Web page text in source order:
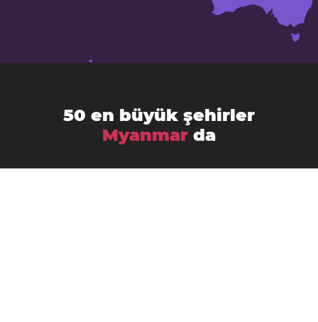
50 en büyük şehirler
Myanmarda